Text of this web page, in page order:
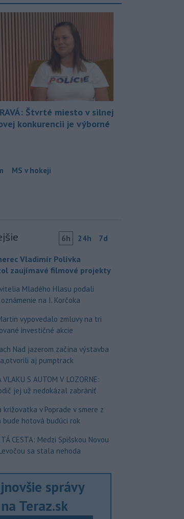
Štvrté miesto v silnej
konkurencii je výborné
MS v hokeji
6h 24h 7d
Vladimír Polívka
zaujímavé filmové projekty
Mladého Hlasu podali
na I. Korčoka
vypovedalo zmluvy na tri
investičné akcie
Nad jazerom začína výstavba
aj pumptrack
VLAKU S AUTOM V LOZORNE:
jej už nedokázal zabrániť
križovatka v Poprade v smere z
bude hotová budúci rok
CESTA: Medzi Spišskou Novou
sa stala nehoda
správy
na Teraz.sk